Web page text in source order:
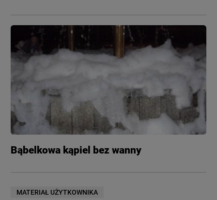
Bąbelkowa kąpiel bez wanny
MATERIAŁ UŻYTKOWNIKA